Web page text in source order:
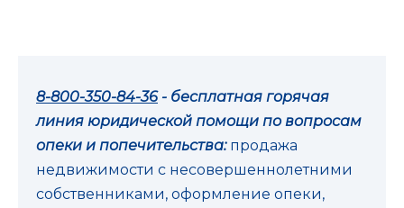
8-800-350-84-36- бесплатная горячая
линия юридической помощи по вопросам
опеки и попечительства: продажа
недвижимости с несовершеннолетними
собственниками, оформление опеки,